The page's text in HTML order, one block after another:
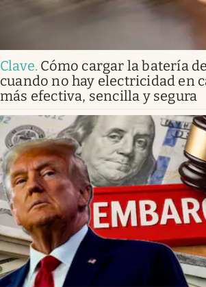
Clave. Cómo cargar la batería
cuando no hay electricidad en
más efectiva, sencilla y segura